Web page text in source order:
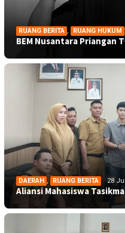
RUANG BERITA , RUANG HUKUM
BEM Nusantara
DAERAH , RUANG BERITA 28
Aliansi Mahasiswa